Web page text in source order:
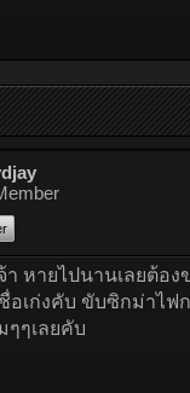
า หายไปนานเลยต้อ
เก่งคับ ขับซิกม่าไฟ
ๆๆเลยคับ